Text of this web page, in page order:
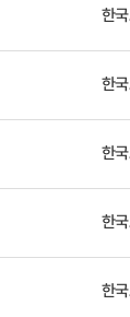
한
한
한
한
한